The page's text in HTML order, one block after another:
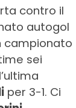
contro il
autogol
campionato
sei
per 3-1. Ci